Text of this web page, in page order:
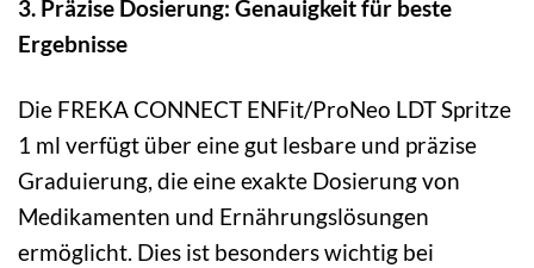
3. Präzise Dosierung: Genauigkeit für beste
Ergebnisse
Die FREKA CONNECT ENFit/ProNeo LDT Spritze
1 ml verfügt über eine gut lesbare und präzise
Graduierung, die eine exakte Dosierung von
Medikamenten und Ernährungslösungen
ermöglicht. Dies ist besonders wichtig bei